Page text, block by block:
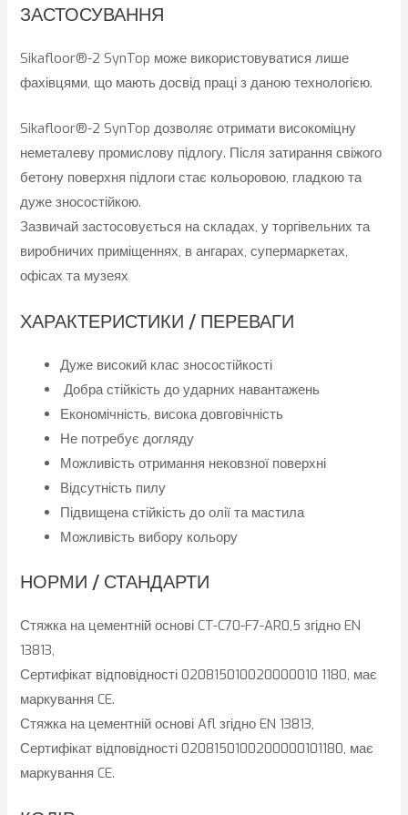
ЗАСТОСУВАННЯ
Sikafloor®-2 SynTop може використовуватися лише
фахівцями, що мають досвід праці з даною технологією.
Sikafloor®-2 SynTop дозволяє отримати високоміцну
неметалеву промислову підлогу. Після затирання свіжого
бетону поверхня підлоги стає кольоровою, гладкою та
дуже зносостійкою.
Зазвичай застосовується на складах, у торгівельних та
виробничих приміщеннях, в ангарах, супермаркетах,
офісах та музеях
ХАРАКТЕРИСТИКИ / ПЕРЕВАГИ
Дуже високий клас зносостійкості
Добра стійкість до ударних навантажень
Економічність, висока довговічність
Не потребує догляду
Можливість отримання нековзної поверхні
Відсутність пилу
Підвищена стійкість до олії та мастила
Можливість вибору кольору
НОРМИ / СТАНДАРТИ
Стяжка на цементній основі CT-C70-F7-AR0,5 згідно EN
13813,
Сертифікат відповідності 020815010020000010 1180, має
маркування CE.
Стяжка на цементній основі Afl згідно EN 13813,
Сертифікат відповідності 0208150100200000101180, має
маркування CE.